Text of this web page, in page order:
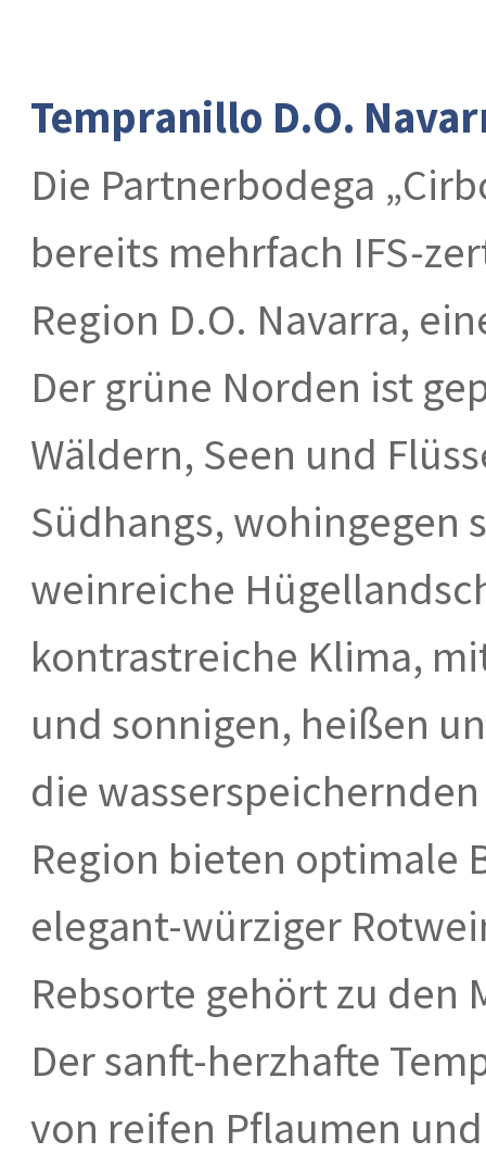
Tempranillo D.O.
Die Partnerbodega
bereits mehrfach IFS-
Region D.O. Navarra,
Der grüne Norden ist
Wäldern, Seen und
Südhangs, wohingegen
weinreiche
kontrastreiche Klima,
und sonnigen, heißen
die
Region bieten optimale
elegant-würziger
Rebsorte gehört zu den
Der sanft-herzhafte
von reifen Pflaumen